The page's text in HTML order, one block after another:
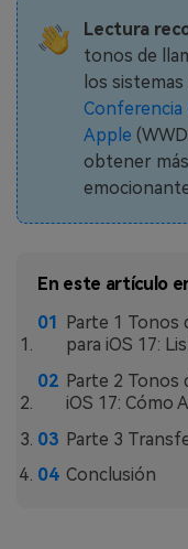
iOS y
Lectura
tonos de
los
Conferencia
Apple
obtener
En este artículo
Parte 1 Tonos
para iOS 17:
Parte 2 Tonos
iOS 17: Cómo
Parte 3
Conclusión